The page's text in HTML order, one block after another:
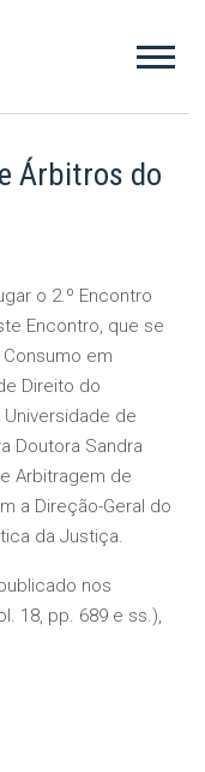
Árbitros do
o 2.º Encontro
Encontro, que se
em
Direito do
de
Doutora Sandra
Arbitragem de
a Direção-Geral do
da Justiça.
nos
18, pp. 689 e ss.),